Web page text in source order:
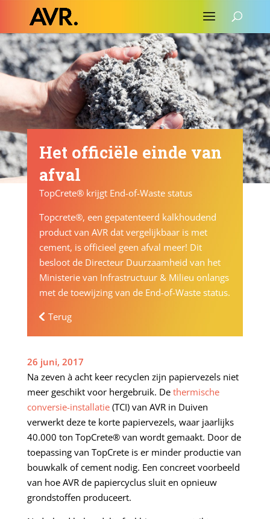
Het officiële einde van
afval
TopCrete® krijgt End-of-Waste status
Topcrete®, een gepatenteerd kalkhoudend
product van AVR dat vergelijkbaar is met
cement, is officieel geen afval meer! Dit
besloot de Directeur Duurzaamheid van het
Ministerie van Infrastructuur & Milieu onlangs
met de toewijzing van de End-of-Waste status.
Terug
26 juni, 2017
Na zeven à acht keer recyclen zijn papiervezels niet
meer geschikt voor hergebruik. De thermische
conversie-installatie(TCI) van AVR in Duiven
verwerkt deze te korte papiervezels, waar jaarlijks
40.000 ton TopCrete® van wordt gemaakt. Door de
toepassing van TopCrete is er minder productie van
bouwkalk of cement nodig. Een concreet voorbeeld
van hoe AVR de papiercyclus sluit en opnieuw
grondstoffen produceert.